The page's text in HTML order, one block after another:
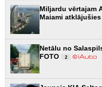
Miljardu vērtajam
Maiami
Netālu no
FOTO
2